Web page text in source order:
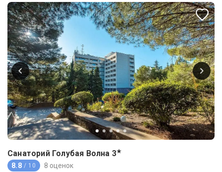
Санаторий Голубая Волна 3★
8.8 / 10 8 оценок